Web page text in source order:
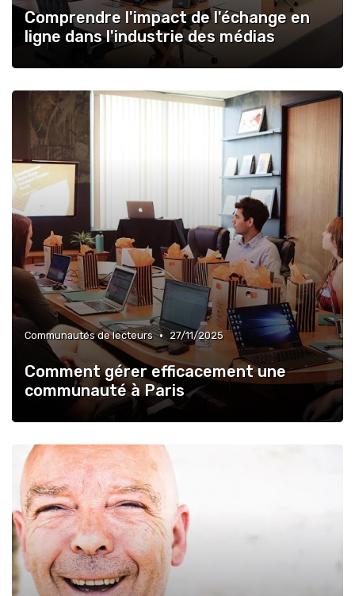
Comprendre l'impact de l'échange en
ligne dans l'industrie des médias
Communautés de lecteurs • 27/11/2025
Comment gérer efficacement une
communauté à Paris